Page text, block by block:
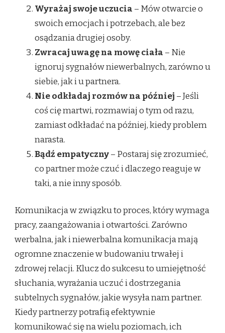
Wyrażaj swoje uczucia – Mów otwarcie o
swoich emocjach i potrzebach, ale bez
osądzania drugiej osoby.
Zwracaj uwagę na mowę ciała – Nie
ignoruj sygnałów niewerbalnych, zarówno u
siebie, jak i u partnera.
Nie odkładaj rozmów na później – Jeśli
coś cię martwi, rozmawiaj o tym od razu,
zamiast odkładać na później, kiedy problem
narasta.
Bądź empatyczny– Postaraj się zrozumieć,
co partner może czuć i dlaczego reaguje w
taki, a nie inny sposób.
Komunikacja w związku to proces, który wymaga
pracy, zaangażowania i otwartości. Zarówno
werbalna, jak i niewerbalna komunikacja mają
ogromne znaczenie w budowaniu trwałej i
zdrowej relacji. Klucz do sukcesu to umiejętność
słuchania, wyrażania uczuć i dostrzegania
subtelnych sygnałów, jakie wysyła nam partner.
Kiedy partnerzy potrafią efektywnie
komunikować się na wielu poziomach, ich